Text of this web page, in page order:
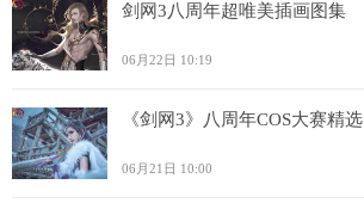
剑网3八周年超唯美插画图集
06月22日 10:19
《剑网3》八周年COS大赛精选
06月21日 10:00